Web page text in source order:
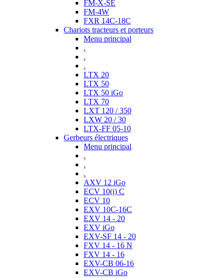
FM-X-SE
FM-4W
FXR 14C-18C
Chariots tracteurs et porteurs
Menu principal
.
.
.
LTX 20
LTX 50
LTX 50 iGo
LTX 70
LXT 120 / 350
LXW 20 / 30
LTX-FF 05-10
Gerbeurs électriques
Menu principal
.
.
.
AXV 12 iGo
ECV 10(i) C
ECV 10
EXV 10C-16C
EXV 14 - 20
EXV iGo
EXV-SF 14 - 20
FXV 14 - 16 N
FXV 14 - 16
EXV-CB 06-16
EXV-CB iGo